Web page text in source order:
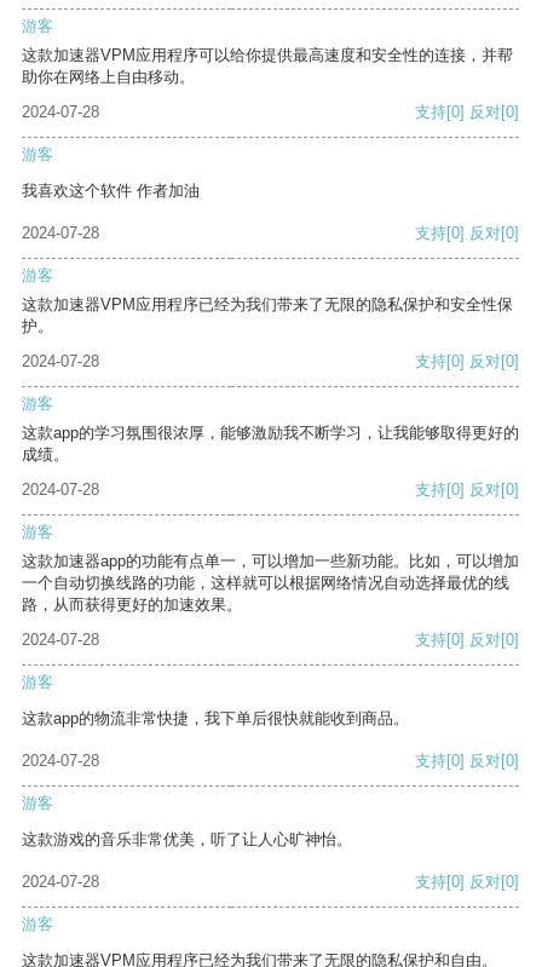
游客
这款加速器VPM应用程序可以给你提供最高速度和安全性的连接，并帮
助你在网络上自由移动。
2024-07-28
支持[0] 反对[0]
游客
我喜欢这个软件 作者加油
2024-07-28 支持[0] 反对[0]
游客
这款加速器VPM应用程序已经为我们带来了无限的隐私保护和安全性保
护。
2024-07-28
支持[0] 反对[0]
游客
这款app的学习氛围很浓厚，能够激励我不断学习，让我能够取得更好的
成绩。
2024-07-28
支持[0] 反对[0]
游客
这款加速器app的功能有点单一，可以增加一些新功能。比如，可以增加
一个自动切换线路的功能，这样就可以根据网络情况自动选择最优的线
路，从而获得更好的加速效果。
2024-07-28
支持[0] 反对[0]
游客
这款app的物流非常快捷，我下单后很快就能收到商品。
2024-07-28 支持[0] 反对[0]
游客
这款游戏的音乐非常优美，听了让人心旷神怡。
2024-07-28 支持[0] 反对[0]
游客
这款加速器VPM应用程序已经为我们带来了无限的隐私保护和自由。